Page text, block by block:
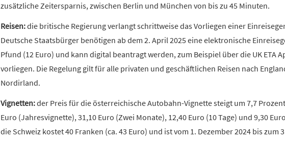
zusätzliche Zeitersparnis, zwischen Berlin und München von bis zu 45 Minuten.
Reisen:die britische Regierung verlangt schrittweise das Vorliegen einer
Deutsche Staatsbürger benötigen ab dem 2. April 2025 eine elektronische
Pfund (12 Euro) und kann digital beantragt werden, zum Beispiel über die UK ETA
vorliegen. Die Regelung gilt für alle privaten und geschäftlichen Reisen nach
Nordirland.
Vignetten:der Preis für die österreichische Autobahn-Vignette steigt um 7,7
Euro (Jahresvignette), 31,10 Euro (Zwei Monate), 12,40 Euro (10 Tage) und 9,30
die Schweiz kostet 40 Franken (ca. 43 Euro) und ist vom 1. Dezember 2024 bis zum